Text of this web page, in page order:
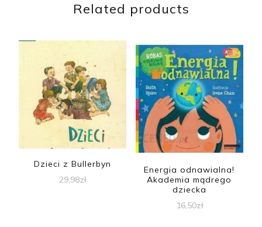
Related products
Dzieci z Bullerbyn
29,98zł
Energia odnawialna!
Akademia mądrego
dziecka
16,50zł